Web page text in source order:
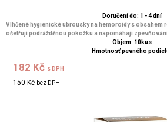
Doručení do: 1 - 4 dní
Vlhčené hygienické ubrousky na hemoroidy s obsahem
ošetřují podrážděnou pokožku a napomáhají zpevňování
Objem: 10kus
Hmotnosť pevného
182 Kč s DPH
150 Kč bez DPH